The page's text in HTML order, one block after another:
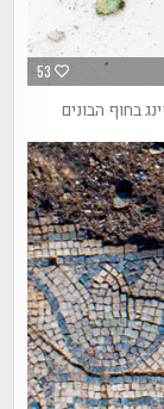
53
בחוף הבונים